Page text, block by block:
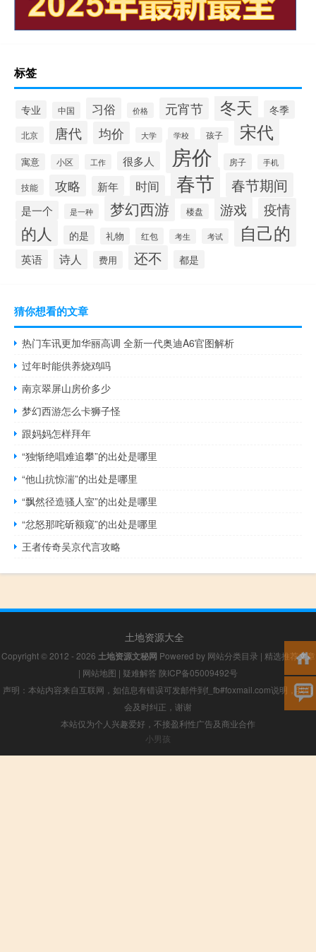
标签
专业 中国 习俗 价格 元宵节 冬天 冬季
北京 唐代 均价 大学 学校 孩子 宋代
寓意 小区 工作 很多人 房价 房子 手机
技能 攻略 新年 时间 春节 春节期间
是一个 是一种 梦幻西游 楼盘 游戏 疫情
的人 的是 礼物 红包 考生 考试 自己的
英语 诗人 费用 还不 都是
猜你想看的文章
热门车讯更加华丽高调 全新一代奥迪A6官图解析
过年时能供养烧鸡吗
南京翠屏山房价多少
梦幻西游怎么卡狮子怪
跟妈妈怎样拜年
“独惭绝唱难追攀”的出处是哪里
“他山抗惊湍”的出处是哪里
“飘然径造骚人室”的出处是哪里
“忿怒那咤斫额窥”的出处是哪里
王者传奇吴京代言攻略
土地资源大全
Copyright © 2012 - 2026 土地资源文秘网 Powered by 网站分类目录 | 精选推荐文章
| 网站地图 | 疑难解答 陕ICP备05009492号
声明：本站内容来自互联网，如信息有错误可发邮件到f_fb#foxmail.com说明，我们
会及时纠正，谢谢
本站仅为个人兴趣爱好，不接盈利性广告及商业合作
小男孩